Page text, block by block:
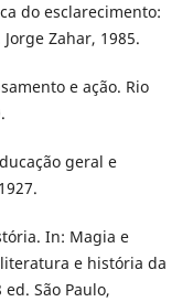
do esclarecimento:
Zahar, 1985.
e ação. Rio
geral e
In: Magia e
e história da
São Paulo,